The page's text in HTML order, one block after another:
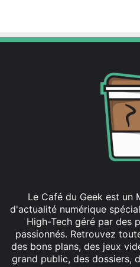
Le Café du Geek est un
d'actualité numérique
High-Tech géré par des
passionnés. Retrouvez
des bons plans, des jeux
grand public, des dossiers,